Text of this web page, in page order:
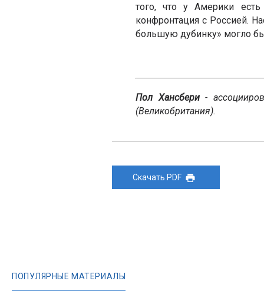
того, что у Америки
конфронтация с Россией.
большую дубинку» могло
Пол Хансбери -
(Великобритания).
Скачать PDF
ПОПУЛЯРНЫЕ МАТЕРИАЛЫ